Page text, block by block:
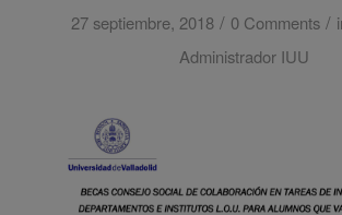
27 septiembre, 2018 / 0 Comments /
Administrador IUU